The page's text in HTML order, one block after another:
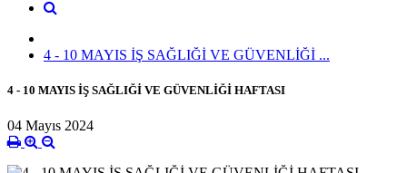
4 - 10 MAYIS İŞ SAĞLIĞİ VE GÜVENLİĞİ ...
4 - 10 MAYIS İŞ SAĞLIĞİ VE GÜVENLİĞİ HAFTASI
04 Mayıs 2024